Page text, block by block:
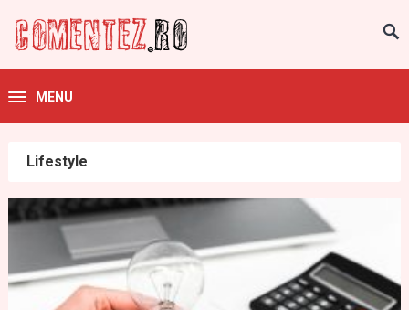
MENU
Lifestyle